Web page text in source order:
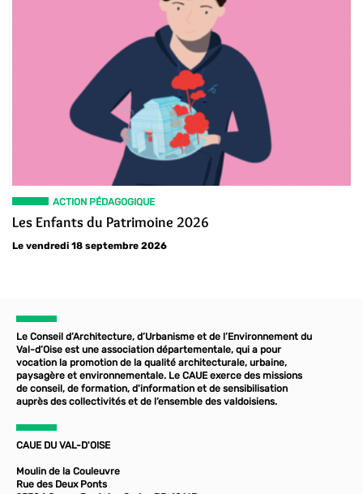
ACTION PÉDAGOGIQUE
Les Enfants du Patrimoine 2026
Le vendredi 18 septembre 2026
Le Conseil d’Architecture, d’Urbanisme et de l’Environnement du
Val-d’Oise est une association départementale, qui a pour
vocation la promotion de la qualité architecturale, urbaine,
paysagère et environnementale. Le CAUE exerce des missions
de conseil, de formation, d'information et de sensibilisation
auprès des collectivités et de l’ensemble des valdoisiens.
CAUE DU VAL-D'OISE
Moulin de la Couleuvre
Rue des Deux Ponts